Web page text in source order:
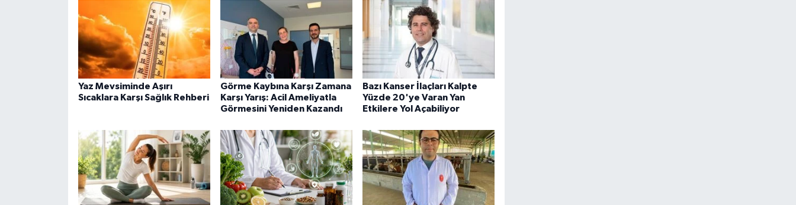
Yaz Mevsiminde Aşırı
Sıcaklara Karşı Sağlık Rehberi
Görme Kaybına Karşı Zamana
Karşı Yarış: Acil Ameliyatla
Görmesini Yeniden Kazandı
Bazı Kanser İlaçları Kalpte
Yüzde 20'ye Varan Yan
Etkilere Yol Açabiliyor